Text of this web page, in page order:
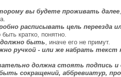
вы будете проживать далее
расписывать цель переезда
кратко, понятно.
должно быть, иначе его не примут.
ручкой - или же набрать текст
должна стоять подпись и
сокращений, аббревиатур,